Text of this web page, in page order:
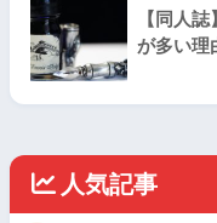
【同人
が多い理
人気記事